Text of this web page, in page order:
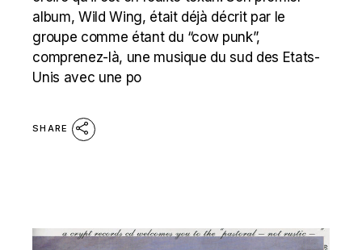
album, Wild Wing, était déjà décrit par le
groupe comme étant du “cow punk”,
comprenez-là, une musique du sud des Etats-
Unis avec une po
SHARE